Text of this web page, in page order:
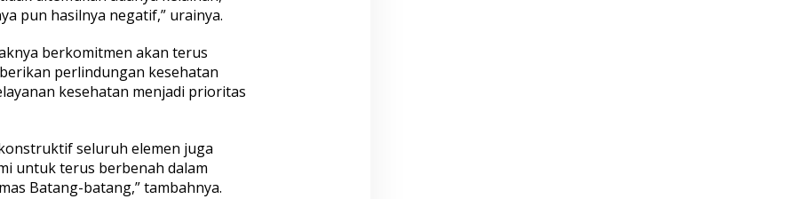
pun hasilnya negatif,” urainya.
berkomitmen akan terus
perlindungan kesehatan
kesehatan menjadi prioritas
seluruh elemen juga
untuk terus berbenah dalam
Batang-batang,” tambahnya.